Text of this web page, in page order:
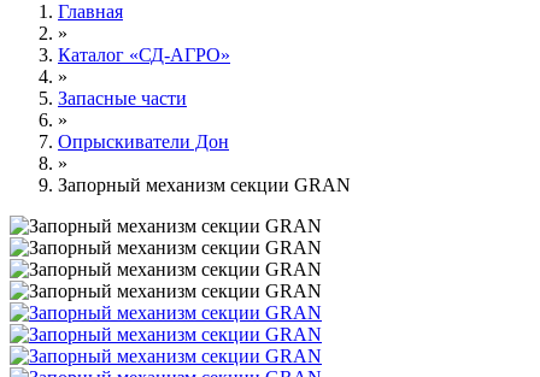
Главная
»
Каталог «СД-АГРО»
»
Запасные части
»
Опрыскиватели Дон
»
Запорный механизм секции GRAN